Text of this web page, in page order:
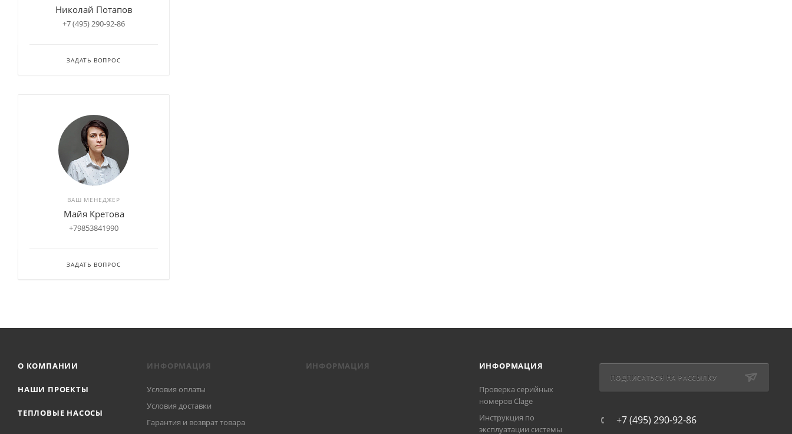
Николай Потапов
+7 (495) 290-92-86
ЗАДАТЬ ВОПРОС
ВАШ МЕНЕДЖЕР
Майя Кретова
+79853841990
ЗАДАТЬ ВОПРОС
О КОМПАНИИ
НАШИ ПРОЕКТЫ
ТЕПЛОВЫЕ НАСОСЫ
ИНФОРМАЦИЯ
Условия оплаты
Условия доставки
Гарантия и возврат товара
ИНФОРМАЦИЯ ИНФОРМАЦИЯ
Проверка серийных
номеров Clage
Инструкция по
эксплуатации системы
ПОДПИСАТЬСЯ НА РАССЫЛКУ
+7 (495) 290-92-86